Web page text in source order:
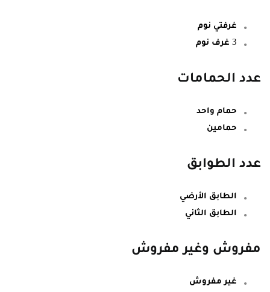
غرفتي نوم
3 غرف نوم
عدد الحمامات
حمام واحد
حمامين
عدد الطوابق
الطابق الأرضي
الطابق الثاني
مفروش وغير مفروش
غير مفروش